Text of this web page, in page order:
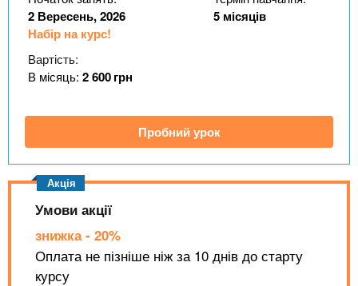
n
s
.
i
n
д
2 Вересень, 2026
Набір на курс!
5 місяців
Вартість:
В місяць: 2 600грн
Пробний урок
Умови акції
знижка - 20%
Оплата не пізніше ніж за 10 днів до старту
курсу